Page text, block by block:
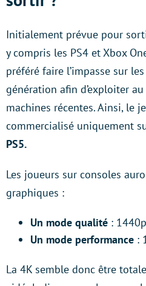
Initialement prévue pour
y compris les PS4 et Xbox
préféré faire l’impasse sur
génération afin d’exploiter
machines récentes. Ainsi, le
commercialisé uniquement
PS5.
Les joueurs sur consoles
graphiques :
Un mode qualité :
Un mode performance :
La 4K semble donc être